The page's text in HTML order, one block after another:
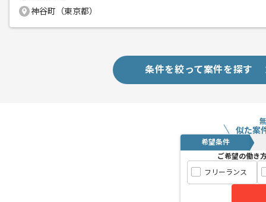
神谷町（東京都）
条件を絞って案件を探す
似た案
希望条件
ご希望の働き
フリーランス